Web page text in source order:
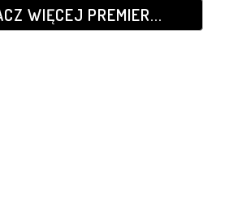
WIĘCEJ PREMIER...